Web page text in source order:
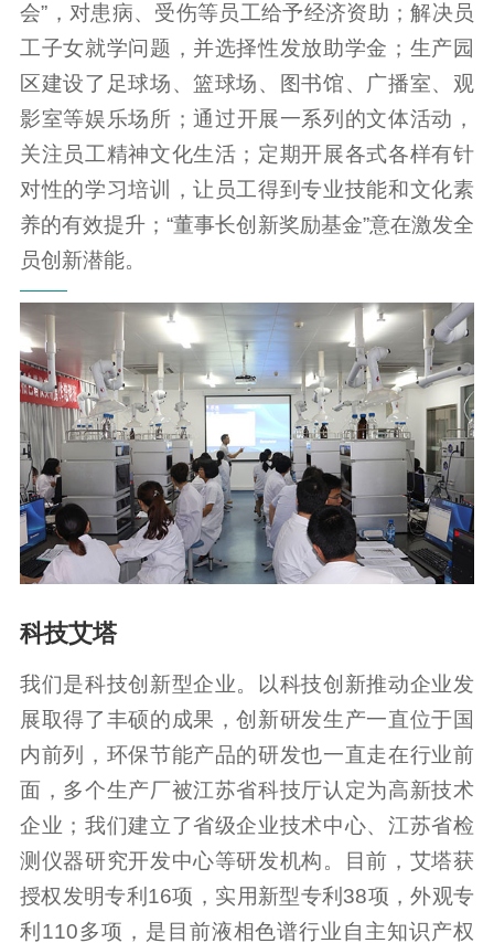
会”，对患病、受伤等员工给予经济资助；解决员
工子女就学问题，并选择性发放助学金；生产园
区建设了足球场、篮球场、图书馆、广播室、观
影室等娱乐场所；通过开展一系列的文体活动，
关注员工精神文化生活；定期开展各式各样有针
对性的学习培训，让员工得到专业技能和文化素
养的有效提升；“董事长创新奖励基金”意在激发全
员创新潜能。
科技艾塔
我们是科技创新型企业。以科技创新推动企业发
展取得了丰硕的成果，创新研发生产一直位于国
内前列，环保节能产品的研发也一直走在行业前
面，多个生产厂被江苏省科技厅认定为高新技术
企业；我们建立了省级企业技术中心、江苏省检
测仪器研究开发中心等研发机构。目前，艾塔获
授权发明专利16项，实用新型专利38项，外观专
利110多项，是目前液相色谱行业自主知识产权